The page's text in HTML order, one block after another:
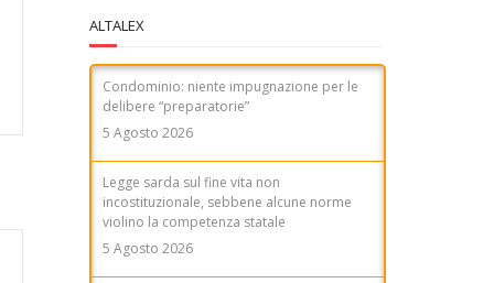
ALTALEX
Condominio: niente impugnazione per le
delibere “preparatorie”
5 Agosto 2026
Legge sarda sul fine vita non
incostituzionale, sebbene alcune norme
violino la competenza statale
5 Agosto 2026